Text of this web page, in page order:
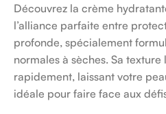
Découvrez la crème
l’alliance parfaite entre
profonde, spécialement
normales à sèches. Sa
rapidement, laissant votre
idéale pour faire face aux